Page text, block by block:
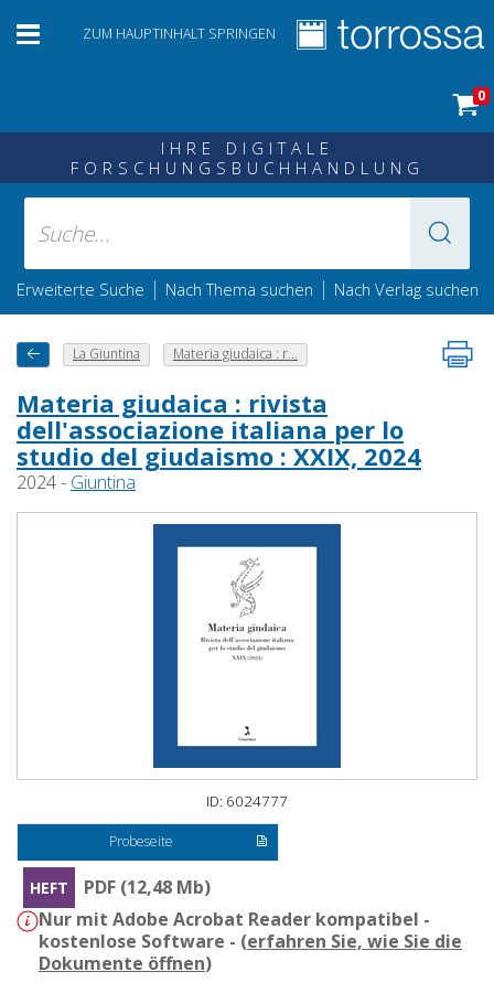
ZUM HAUPTINHALT SPRINGEN
0
IHRE DIGITALE
FORSCHUNGSBUCHHANDLUNG
Erweiterte Suche | Nach Thema suchen | Nach Verlag suchen
La Giuntina Materia giudaica : r...
Materia giudaica : rivista
dell'associazione italiana per lo
studio del giudaismo : XXIX, 2024
2024 - Giuntina
ID: 6024777
Probeseite
HEFT
PDF (12,48 Mb)
Nur mit Adobe Acrobat Reader kompatibel -
kostenlose Software - (erfahren Sie, wie Sie die
Dokumente öffnen)